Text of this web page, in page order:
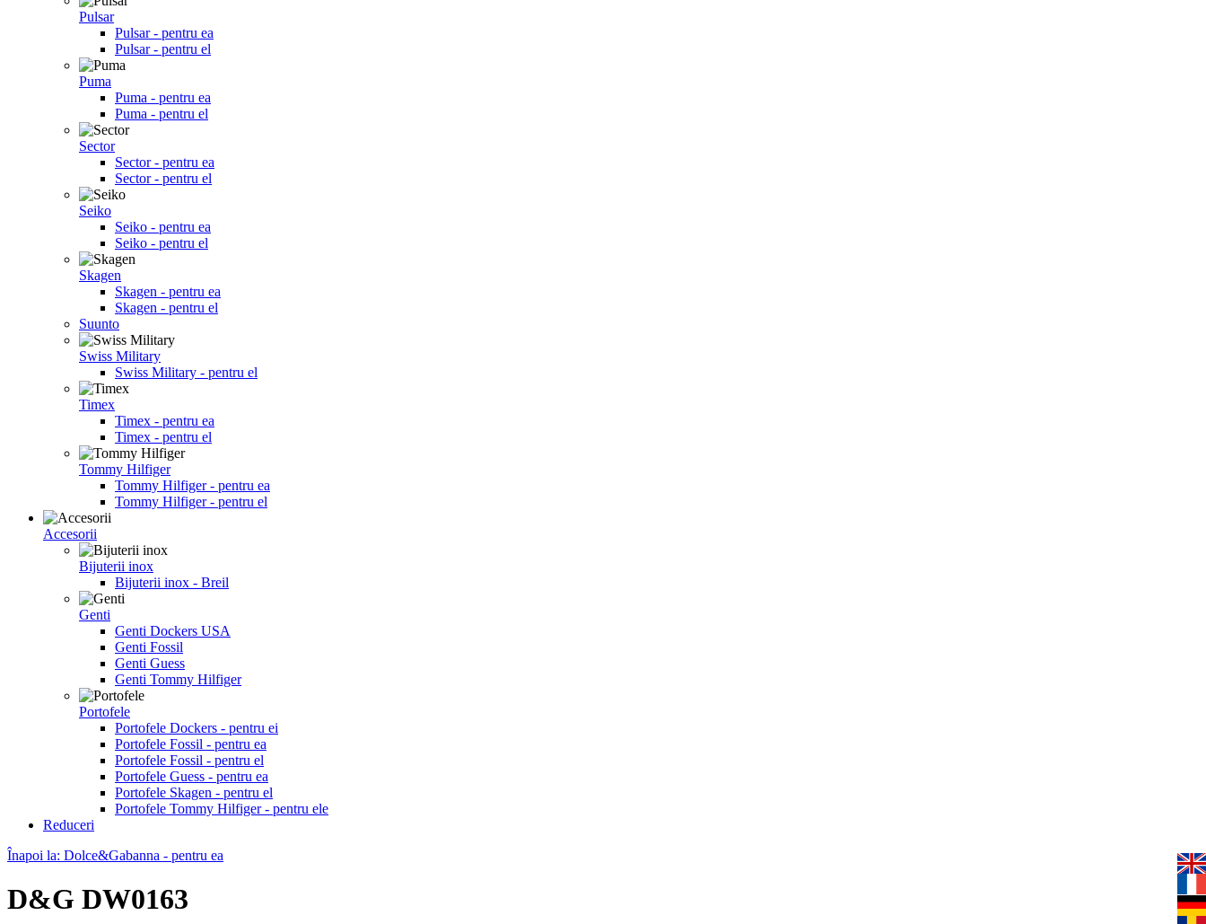
Pulsar
Pulsar - pentru ea
Pulsar - pentru el
Puma
Puma - pentru ea
Puma - pentru el
Sector
Sector - pentru ea
Sector - pentru el
Seiko
Seiko - pentru ea
Seiko - pentru el
Skagen
Skagen - pentru ea
Skagen - pentru el
Suunto
Swiss Military
Swiss Military - pentru el
Timex
Timex - pentru ea
Timex - pentru el
Tommy Hilfiger
Tommy Hilfiger - pentru ea
Tommy Hilfiger - pentru el
Accesorii
Bijuterii inox
Bijuterii inox - Breil
Genti
Genti Dockers USA
Genti Fossil
Genti Guess
Genti Tommy Hilfiger
Portofele
Portofele Dockers - pentru ei
Portofele Fossil - pentru ea
Portofele Fossil - pentru el
Portofele Guess - pentru ea
Portofele Skagen - pentru el
Portofele Tommy Hilfiger - pentru ele
Reduceri
Înapoi la: Dolce&Gabanna - pentru ea
D&G DW0163